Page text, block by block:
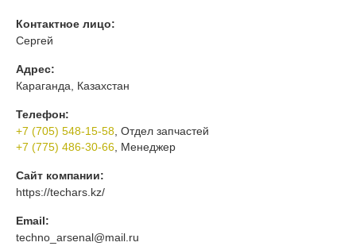
Контактное лицо:
Сергей
Адрес:
Караганда, Казахстан
Телефон:
+7 (705) 548-15-58 , Отдел запчастей
+7 (775) 486-30-66 , Менеджер
Сайт компании:
https://techars.kz/
Email:
techno_arsenal@mail.ru